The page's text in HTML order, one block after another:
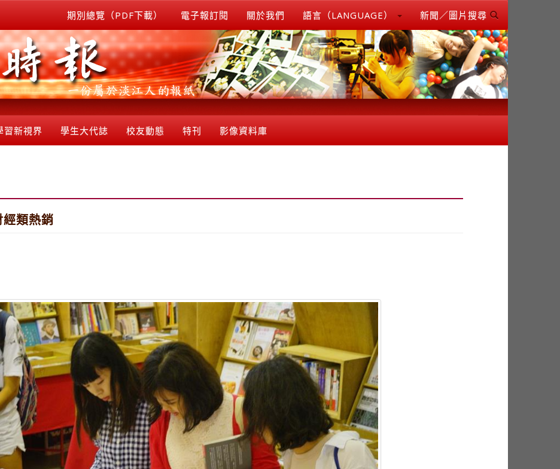
期別總覽（PDF下載） 電子報訂閱 關於我們 語言（LANGUAGE） 新聞／圖片搜尋
習新視界 學生大代誌 校友動態 特刊 影像資料庫
類熱銷